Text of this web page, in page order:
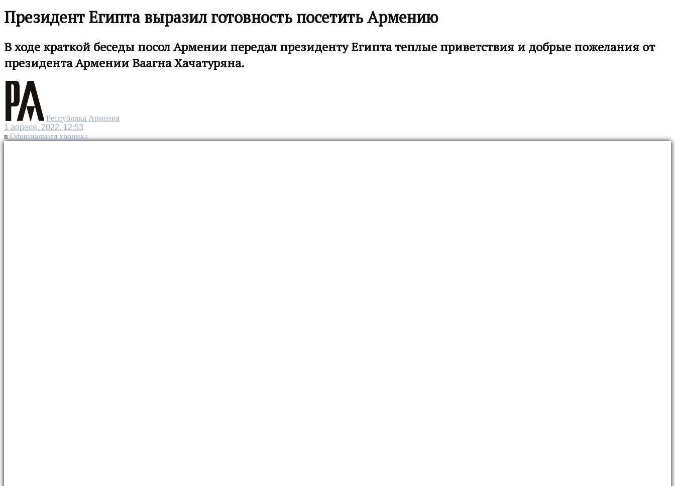
Президент Египта выразил готовность посетить Армению
В ходе краткой беседы посол Армении передал президенту Египта теплые приветствия и добрые пожелания от
президента Армении Ваагна Хачатуряна.
Республика Армения
1 апреля, 2022, 12:53
в Официальная хроника